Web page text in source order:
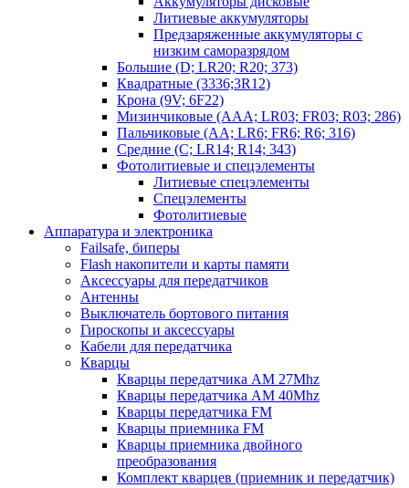
Литиевые аккумуляторы
Предзаряженные аккумуляторы с
низким саморазрядом
Большие (D; LR20; R20; 373)
Квадратные (3336;3R12)
Крона (9V; 6F22)
Мизинчиковые (AAA; LR03; FR03; R03; 286)
Пальчиковые (AA; LR6; FR6; R6; 316)
Средние (C; LR14; R14; 343)
Фотолитиевые и спецэлементы
Литиевые спецэлементы
Спецэлементы
Фотолитиевые
Аппаратура и электроника
Failsafe, биперы
Flash накопители и карты памяти
Аксессуары для передатчиков
Антенны
Выключатель бортового питания
Гироскопы и аксессуары
Кабели для передатчика
Кварцы
Кварцы передатчика AM 27Mhz
Кварцы передатчика AM 40Mhz
Кварцы передатчика FM
Кварцы приемника FM
Кварцы приемника двойного
преобразования
Комплект кварцев (приемник и передатчик)